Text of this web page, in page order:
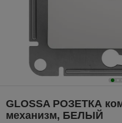
GLOSSA РОЗЕТКА
механизм, БЕЛЫЙ